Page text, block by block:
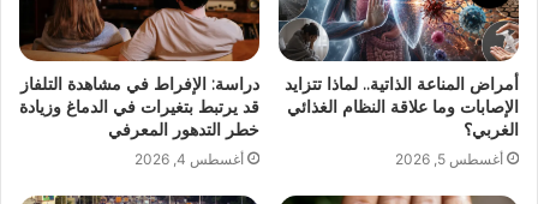
أمراض المناعة الذاتية.. لماذا تتزايد
الإصابات وما علاقة النظام الغذائي
الغربي؟
أغسطس 5, 2026
دراسة: الإفراط في مشاهدة التلفاز
قد يرتبط بتغيرات في الدماغ وزيادة
خطر التدهور المعرفي
أغسطس 4, 2026